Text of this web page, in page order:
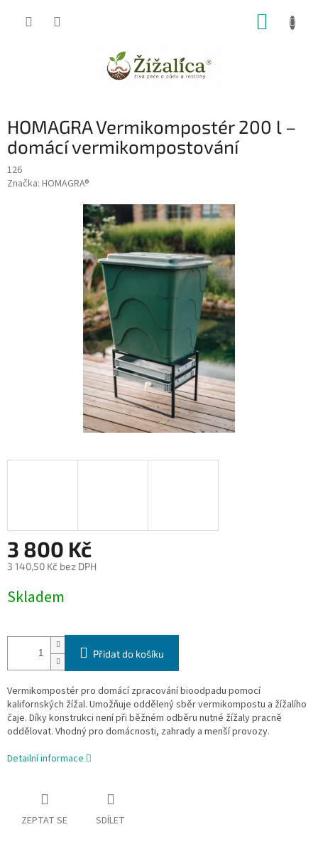
HOMAGRA Vermikompostér 200 l –
domácí vermikompostování
126
Značka: HOMAGRA®
3 800 Kč
3 140,50 Kč bez DPH
cena:
Skladem
Přidat do košíku
Vermikompostér pro domácí zpracování bioodpadu pomocí
kalifornských žížal. Umožňuje oddělený sběr vermikompostu a žížalího
čaje. Díky konstrukci není při běžném odběru nutné žížaly pracně
oddělovat. Vhodný pro domácnosti, zahrady a menší provozy.
Detailní informace
ZEPTAT SE SDÍLET